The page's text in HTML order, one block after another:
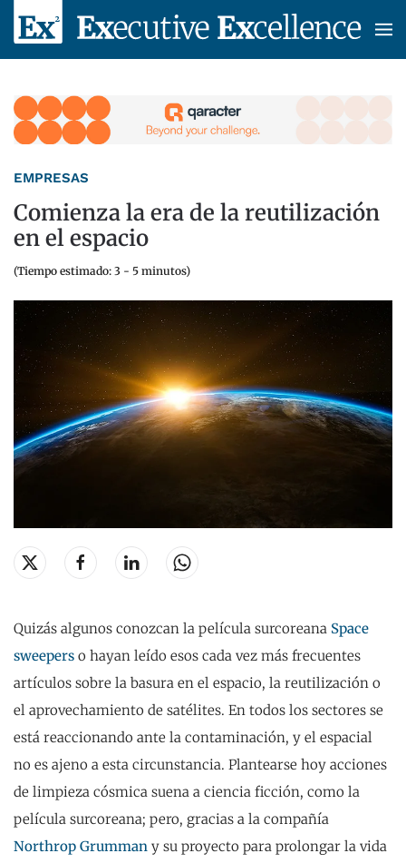
Skip to main content
EMPRESAS
Comienza la era de la reutilización
en el espacio
(Tiempo estimado: 3 - 5 minutos)
Quizás algunos conozcan la película surcoreana Space
sweepers o hayan leído esos cada vez más frecuentes
artículos sobre la basura en el espacio, la reutilización o
el aprovechamiento de satélites. En todos los sectores se
está reaccionando ante la contaminación, y el espacial
no es ajeno a esta circunstancia. Plantearse hoy acciones
de limpieza cósmica suena a ciencia ficción, como la
película surcoreana; pero, gracias a la compañía
Northrop Grumman y su proyecto para prolongar la vida